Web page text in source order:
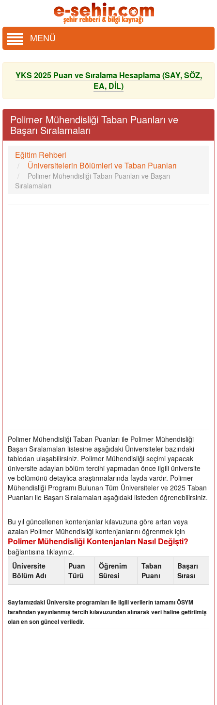
MENÜ
YKS 2025 Puan ve Sıralama Hesaplama (SAY, SÖZ,
EA, DİL)
Polimer Mühendisliği Taban Puanları ve
Başarı Sıralamaları
Eğitim Rehberi
Üniversitelerin Bölümleri ve Taban Puanları
Polimer Mühendisliği Taban Puanları ve Başarı
Sıralamaları
Polimer Mühendisliği Taban Puanları ile Polimer Mühendisliği
Başarı Sıralamaları listesine aşağıdaki Üniversiteler bazındaki
tablodan ulaşabilirsiniz. Polimer Mühendisliği seçimi yapacak
üniversite adayları bölüm tercihi yapmadan önce ilgili üniversite
ve bölümünü detaylıca araştırmalarında fayda vardır. Polimer
Mühendisliği Programı Bulunan Tüm Üniversiteler ve 2025 Taban
Puanları ile Başarı Sıralamaları aşağıdaki listeden öğrenebilirsiniz.
Bu yıl güncellenen kontenjanlar kılavuzuna göre artan veya
azalan Polimer Mühendisliği kontenjanlarını öğrenmek için
Polimer Mühendisliği Kontenjanları Nasıl Değişti?
bağlantısına tıklayınız.
Üniversite
Bölüm Adı
Puan
Türü
Öğrenim
Süresi
Taban
Puanı
Başarı
Sırası
Sayfamızdaki Üniversite programları ile ilgili verilerin tamamı ÖSYM
tarafından yayınlanmış tercih kılavuzundan alınarak veri haline getirilmiş
olan en son güncel veriledir.